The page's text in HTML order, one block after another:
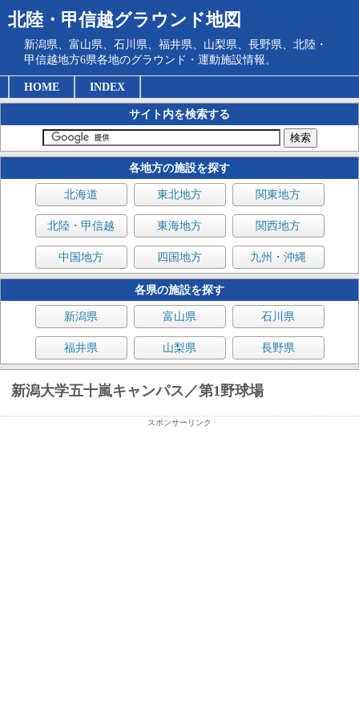
北陸・甲信越グラウンド地図
新潟県、富山県、石川県、福井県、山梨県、長野県、北陸・
甲信越地方6県各地のグラウンド・運動施設情報。
HOME INDEX
サイト内を検索する
各地方の施設を探す
北海道 東北地方 関東地方
北陸・甲信越 東海地方 関西地方
中国地方 四国地方 九州・沖縄
各県の施設を探す
新潟県 富山県 石川県
福井県 山梨県 長野県
新潟大学五十嵐キャンパス／第1野球場
スポンサーリンク